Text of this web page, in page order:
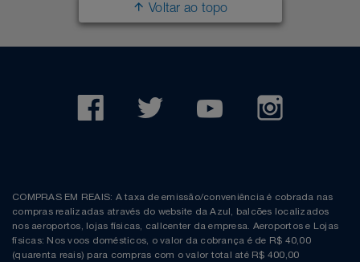
Voltar ao topo
COMPRAS EM REAIS: A taxa de emissão/conveniência é cobrada nas
compras realizadas através do website da Azul, balcões localizados
nos aeroportos, lojas físicas, callcenter da empresa. Aeroportos e Lojas
físicas: Nos voos domésticos, o valor da cobrança é de R$ 40,00
(quarenta reais) para compras com o valor total até R$ 400,00